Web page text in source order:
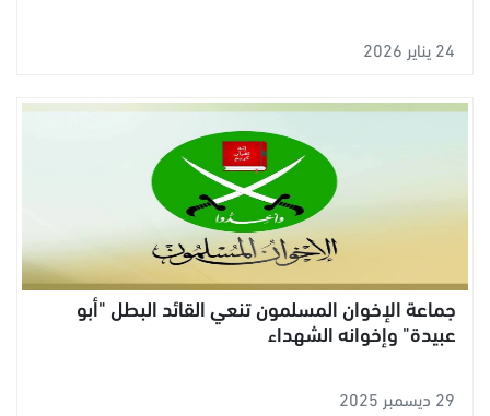
24 يناير 2026
جماعة الإخوان المسلمون تنعي القائد البطل "أبو
عبيدة" وإخوانه الشهداء
29 ديسمبر 2025